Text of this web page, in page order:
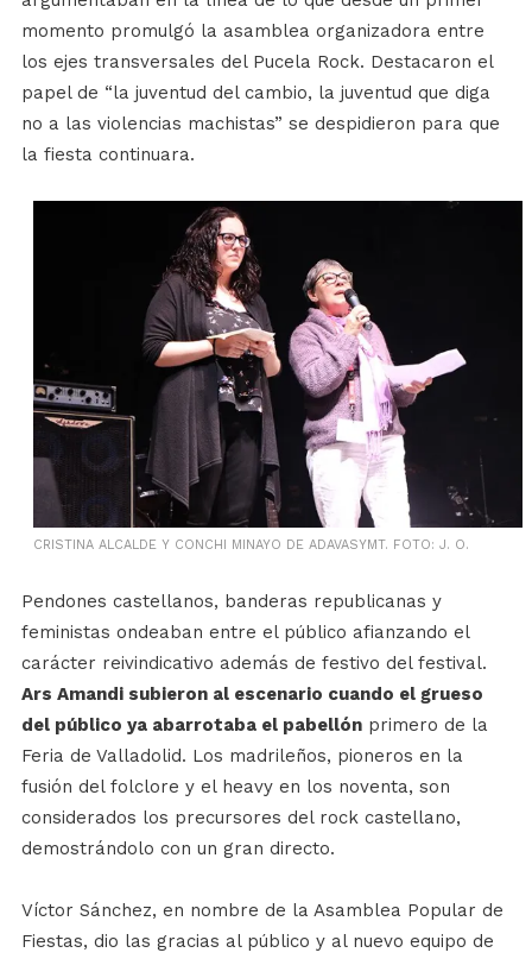
momento promulgó la asamblea organizadora entre
los ejes transversales del Pucela Rock. Destacaron el
papel de “la juventud del cambio, la juventud que diga
no a las violencias machistas” se despidieron para que
la fiesta continuara.
CRISTINA ALCALDE Y CONCHI MINAYO DE ADAVASYMT. FOTO: J. O.
Pendones castellanos, banderas republicanas y
feministas ondeaban entre el público afianzando el
carácter reivindicativo además de festivo del festival.
Ars Amandi subieron al escenario cuando el grueso
del público ya abarrotaba el pabellónprimero de la
Feria de Valladolid. Los madrileños, pioneros en la
fusión del folclore y el heavy en los noventa, son
considerados los precursores del rock castellano,
demostrándolo con un gran directo.
Víctor Sánchez, en nombre de la Asamblea Popular de
Fiestas, dio las gracias al público y al nuevo equipo de